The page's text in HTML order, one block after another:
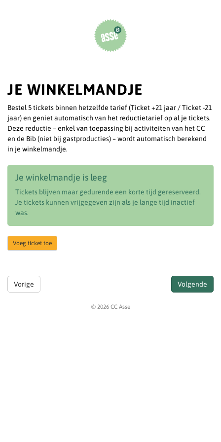
JE WINKELMANDJE
Bestel 5 tickets binnen hetzelfde tarief (Ticket +21 jaar / Ticket -21
jaar) en geniet automatisch van het reductietarief op al je tickets.
Deze reductie – enkel van toepassing bij activiteiten van het CC
en de Bib (niet bij gastproducties) – wordt automatisch berekend
in je winkelmandje.
Je winkelmandje is leeg
Tickets blijven maar gedurende een korte tijd gereserveerd.
Je tickets kunnen vrijgegeven zijn als je lange tijd inactief
was.
Voeg ticket toe
Vorige Volgende
© 2026 CC Asse